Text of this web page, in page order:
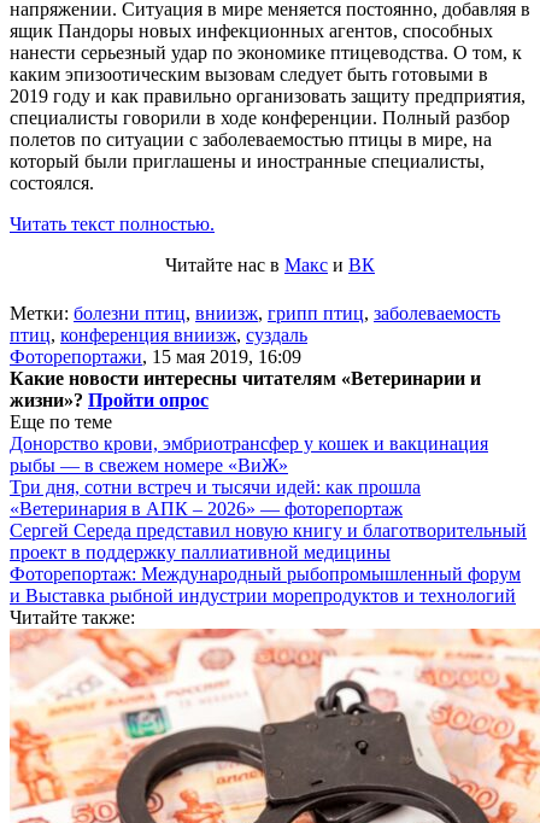
напряжении. Ситуация в мире меняется постоянно, добавляя в
ящик Пандоры новых инфекционных агентов, способных
нанести серьезный удар по экономике птицеводства. О том, к
каким эпизоотическим вызовам следует быть готовыми в
2019 году и как правильно организовать защиту предприятия,
специалисты говорили в ходе конференции. Полный разбор
полетов по ситуации с заболеваемостью птицы в мире, на
который были приглашены и иностранные специалисты,
состоялся.
Читать текст полностью.
Читайте нас в Макс и ВК
Метки: болезни птиц, вниизж, грипп птиц, заболеваемость
птиц, конференция вниизж, суздаль
Фоторепортажи, 15 мая 2019, 16:09
Какие новости интересны читателям «Ветеринарии и
жизни»? Пройти опрос
Еще по теме
Донорство крови, эмбриотрансфер у кошек и вакцинация
рыбы — в свежем номере «ВиЖ»
Три дня, сотни встреч и тысячи идей: как прошла
«Ветеринария в АПК – 2026» — фоторепортаж
Сергей Середа представил новую книгу и благотворительный
проект в поддержку паллиативной медицины
Фоторепортаж: Международный рыбопромышленный форум
и Выставка рыбной индустрии морепродуктов и технологий
Читайте также: